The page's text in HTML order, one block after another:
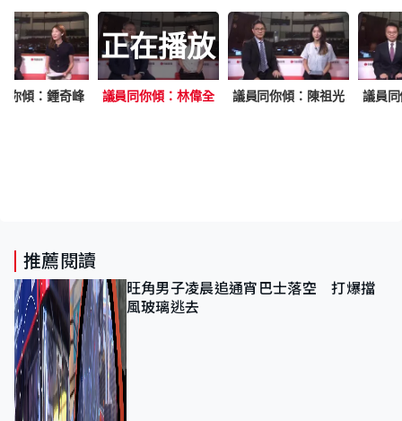
%
你傾：鍾奇峰
正在播放
議員同你傾：林偉全 議員同你傾：陳祖光 議員
推薦閱讀
旺角男子凌晨追通宵巴士落空 打爆擋
風玻璃逃去